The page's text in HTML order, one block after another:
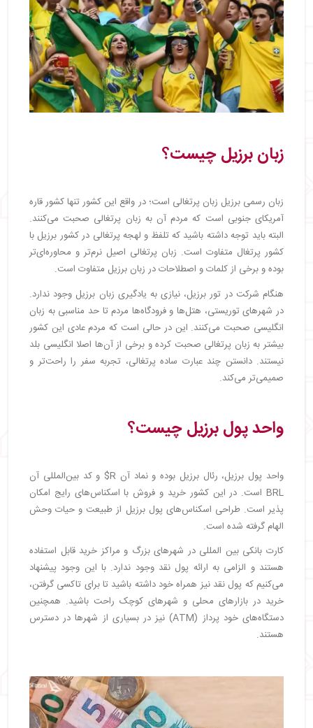
زبان برزیل چیست؟
زبان رسمی برزیل زبان پرتغالی است؛ در واقع این کشور تنها کشور قاره
آمریکای جنوبی است که مردم آن به زبان پرتغالی صحبت می‌کنند.
البته باید توجه داشته باشید که تلفظ و لهجه پرتغالی در کشور برزیل با
کشور پرتغال متفاوت است. زبان پرتغالی اصیل نرم‌تر و محاوره‌ای‌تر
بوده و برخی از کلمات و اصطلاحات در زبان برزیل متفاوت است.
هنگام شرکت در تور برزیل، نیازی به یادگیری زبان برزیل وجود ندارد.
در شهرهای توریستی، هتل‌ها و فرودگاه‌ها مردم تا حد مناسبی به زبان
انگلیسی صحبت می‌کنند. این در حالی است که مردم عادی این کشور
بیشتر به زبان پرتغالی صحبت کرده و برخی از آن‌ها اصلا انگلیسی بلد
نیستند. دانستن چند عبارت ساده پرتغالی، تجربه سفر را راحت‌تر و
صمیمی‌تر می‌کند.
واحد پول برزیل چیست؟
واحد پول برزیل، رئال برزیل بوده و نماد آن R$ و کد بین‌المللی آن
BRL است. در این کشور خرید و فروش با اسکناس‌های رایج امکان
پذیر است. طراحی اسکناس‌های پول برزیل از طبیعت و حیات وحش
الهام گرفته شده است.
کارت بانکی بین المللی در شهرهای بزرگ و مراکز خرید قابل استفاده
هستند و الزامی به ارائه پول نقد وجود ندارد. با این وجود پیشنهاد
می‌کنیم که پول نقد نیز همراه خود داشته باشید تا برای تاکسی گرفتن،
خرید در بازارهای محلی و شهرهای کوچک راحت باشید. همچنین
دستگاه‌های خود پرداز (ATM) نیز در بسیاری از شهرها در دسترس
هستند.